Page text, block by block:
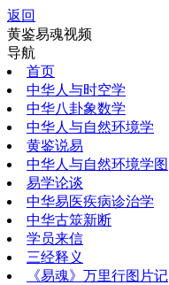
返回
黄鉴易魂视频
导航
首页
中华人与时空学
中华八卦象数学
中华人与自然环境学
黄鉴说易
中华人与自然环境学图
易学论谈
中华易医疾病诊治学
中华古筮新断
学员来信
三经释义
《易魂》万里行图片记